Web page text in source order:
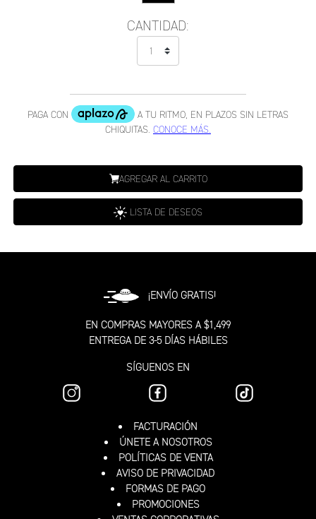
CANTIDAD:
AGREGAR AL CARRITO
LISTA DE DESEOS
¡ENVÍO GRATIS!
EN COMPRAS MAYORES A $1,499
ENTREGA DE 3-5 DÍAS HÁBILES
SÍGUENOS EN
FACTURACIÓN
ÚNETE A NOSOTROS
POLÍTICAS DE VENTA
AVISO DE PRIVACIDAD
FORMAS DE PAGO
PROMOCIONES